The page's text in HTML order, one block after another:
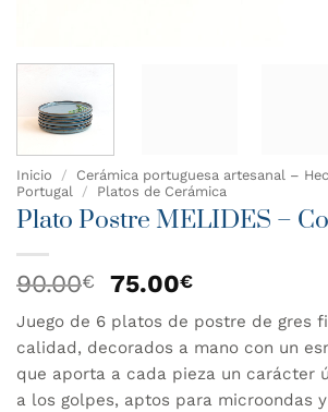
Inicio /
Cerámica portuguesa artesanal –
Portugal
/ Platos de Cerámica
Plato Postre MELIDES –
90.00€
El
original
era:
90.00€.
75.00€El
actual
es:
75.00€.
Juego de 6 platos de postre de gres
calidad, decorados a mano con un
que aporta a cada pieza un carácter
a los golpes, aptos para microondas